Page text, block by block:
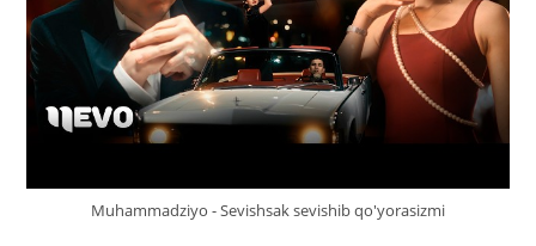
Muhammadziyo - Sevishsak sevishib qo'yorasizmi